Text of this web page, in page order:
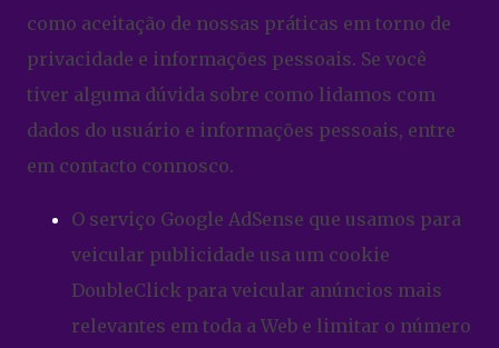
como aceitação de nossas práticas em torno de
privacidade e informações pessoais. Se você
tiver alguma dúvida sobre como lidamos com
dados do usuário e informações pessoais, entre
em contacto connosco.
O serviço Google AdSense que usamos para
veicular publicidade usa um cookie
DoubleClick para veicular anúncios mais
relevantes em toda a Web e limitar o número